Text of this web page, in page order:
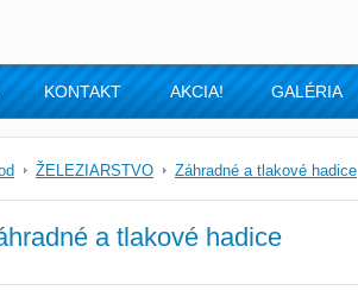
KONTAKT AKCIA! GALÉRIA
ŽELEZIARSTVO Záhradné a tlakové hadice
a tlakové hadice